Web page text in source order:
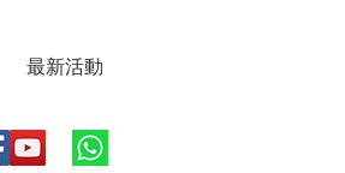
最新活動